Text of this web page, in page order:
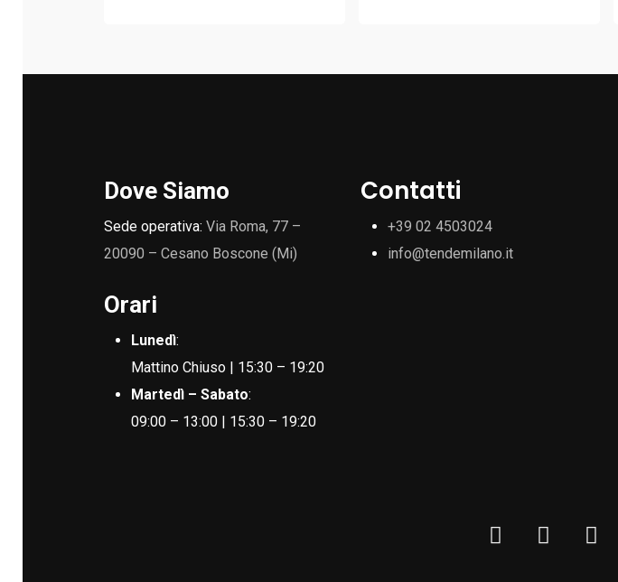
Dove Siamo
Sede operativa:Via Roma, 77 –
20090 – Cesano Boscone (Mi)
Orari
Lunedì:
Mattino Chiuso | 15:30 – 19:20
Martedì – Sabato:
09:00 – 13:00 | 15:30 – 19:20
Contatti
+39 02 4503024
info@tendemilano.it